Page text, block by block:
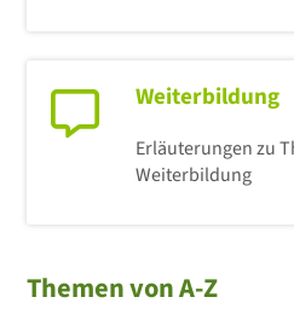
Weiterbildung
Erläuterungen zu
Weiterbildung
Themen von A-Z